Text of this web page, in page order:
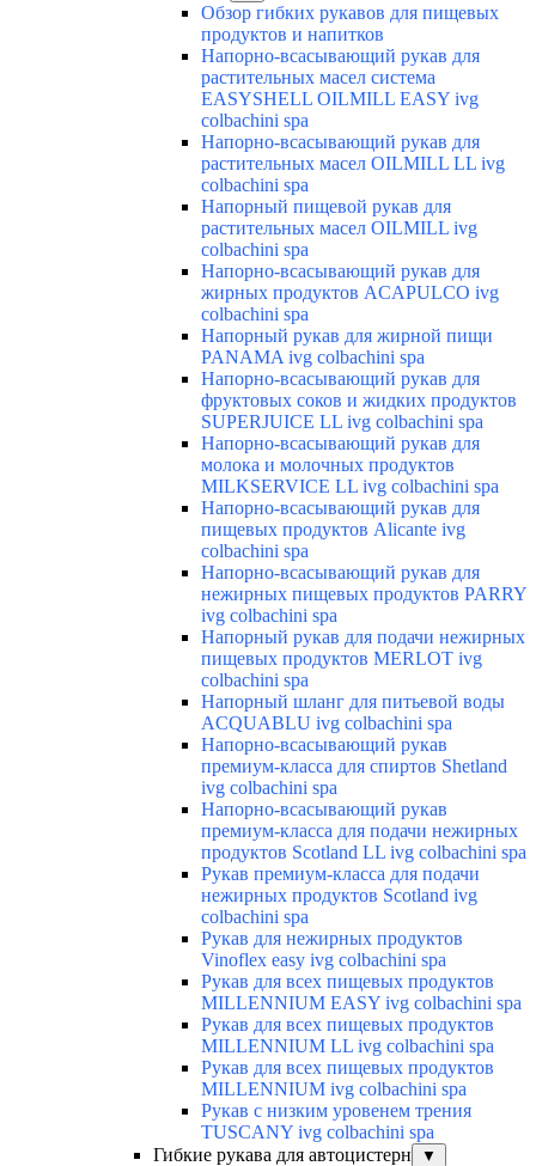
Обзор гибких рукавов для пищевых
продуктов и напитков
Напорно-всасывающий рукав для
растительных масел система
EASYSHELL OILMILL EASY ivg
colbachini spa
Напорно-всасывающий рукав для
растительных масел OILMILL LL ivg
colbachini spa
Напорный пищевой рукав для
растительных масел OILMILL ivg
colbachini spa
Напорно-всасывающий рукав для
жирных продуктов ACAPULCO ivg
colbachini spa
Напорный рукав для жирной пищи
PANAMA ivg colbachini spa
Напорно-всасывающий рукав для
фруктовых соков и жидких продуктов
SUPERJUICE LL ivg colbachini spa
Напорно-всасывающий рукав для
молока и молочных продуктов
MILKSERVICE LL ivg colbachini spa
Напорно-всасывающий рукав для
пищевых продуктов Alicante ivg
colbachini spa
Напорно-всасывающий рукав для
нежирных пищевых продуктов PARRY
ivg colbachini spa
Напорный рукав для подачи нежирных
пищевых продуктов MERLOT ivg
colbachini spa
Напорный шланг для питьевой воды
ACQUABLU ivg colbachini spa
Напорно-всасывающий рукав
премиум-класса для спиртов Shetland
ivg colbachini spa
Напорно-всасывающий рукав
премиум-класса для подачи нежирных
продуктов Scotland LL ivg colbachini spa
Рукав премиум-класса для подачи
нежирных продуктов Scotland ivg
colbachini spa
Рукав для нежирных продуктов
Vinoflex easy ivg colbachini spa
Рукав для всех пищевых продуктов
MILLENNIUM EASY ivg colbachini spa
Рукав для всех пищевых продуктов
MILLENNIUM LL ivg colbachini spa
Рукав для всех пищевых продуктов
MILLENNIUM ivg colbachini spa
Рукав с низким уровенем трения
TUSCANY ivg colbachini spa
Гибкие рукава для автоцистерн
▼